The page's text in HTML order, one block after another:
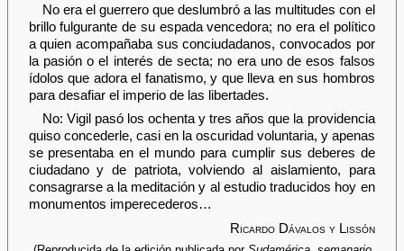
No era el guerrero que deslumbró a las multitudes con el
brillo fulgurante de su espada vencedora; no era el político
a quien acompañaba sus conciudadanos, convocados por
la pasión o el interés de secta; no era uno de esos falsos
ídolos que adora el fanatismo, y que lleva en sus hombros
para desafiar el imperio de las libertades.
No: Vigil pasó los ochenta y tres años que la providencia
quiso concederle, casi en la oscuridad voluntaria, y apenas
se presentaba en el mundo para cumplir sus deberes de
ciudadano y de patriota, volviendo al aislamiento, para
consagrarse a la meditación y al estudio traducidos hoy en
monumentos imperecederos…
Ricardo Dávalos y Lissón